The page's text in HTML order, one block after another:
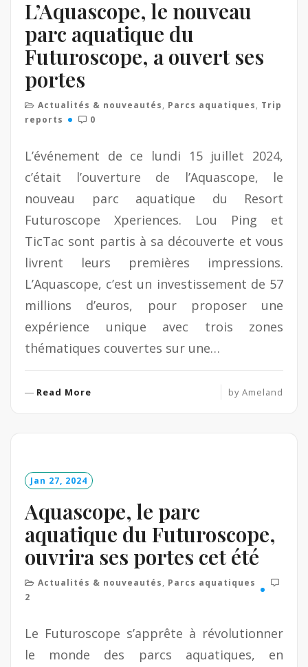
L’Aquascope, le nouveau
parc aquatique du
Futuroscope, a ouvert ses
portes
Actualités & nouveautés, Parcs aquatiques, Trip
reports
0
L’événement de ce lundi 15 juillet 2024,
c’était l’ouverture de l’Aquascope, le
nouveau parc aquatique du Resort
Futuroscope Xperiences. Lou Ping et
TicTac sont partis à sa découverte et vous
livrent leurs premières impressions.
L’Aquascope, c’est un investissement de 57
millions d’euros, pour proposer une
expérience unique avec trois zones
thématiques couvertes sur une…
Read More
r
by Ameland
Jan 27, 2024
Aquascope, le parc
aquatique du Futuroscope,
ouvrira ses portes cet été
Actualités & nouveautés, Parcs aquatiques
2
Le Futuroscope s’apprête à révolutionner
le monde des parcs aquatiques, en